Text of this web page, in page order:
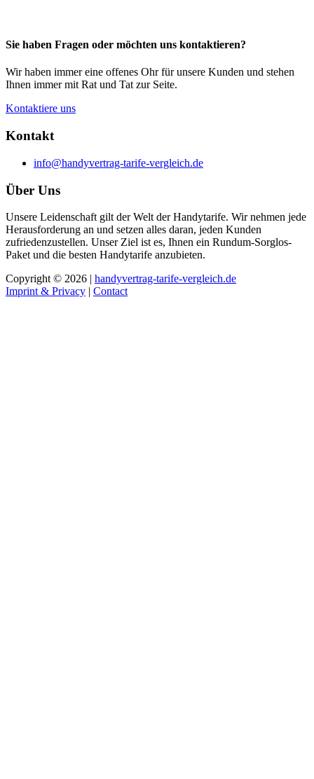
Sie haben Fragen oder möchten uns kontaktieren?
Wir haben immer eine offenes Ohr für unsere Kunden und stehen
Ihnen immer mit Rat und Tat zur Seite.
Kontaktiere uns
Kontakt
info@handyvertrag-tarife-vergleich.de
Über Uns
Unsere Leidenschaft gilt der Welt der Handytarife. Wir nehmen jede
Herausforderung an und setzen alles daran, jeden Kunden
zufriedenzustellen. Unser Ziel ist es, Ihnen ein Rundum-Sorglos-
Paket und die besten Handytarife anzubieten.
Copyright © 2026 | handyvertrag-tarife-vergleich.de
Imprint & Privacy | Contact